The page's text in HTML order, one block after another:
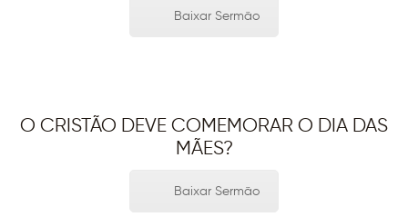
Baixar Sermão
O CRISTÃO DEVE COMEMORAR O DIA DAS
MÃES?
Baixar Sermão